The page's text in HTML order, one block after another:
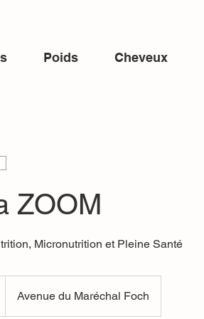
Poids Cheveux
ZOOM
Micronutrition et Pleine Santé
Avenue du Maréchal Foch